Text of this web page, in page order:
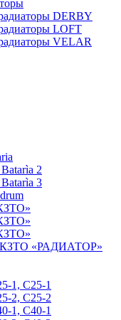
DERBY
LOFT
VELAR
2
3
КЗТО «РАДИАТОР»
1, С25-1
2, С25-2
1, С40-1